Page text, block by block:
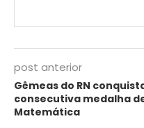
post anterior
Gêmeas do RN
consecutiva medalha
Matemática